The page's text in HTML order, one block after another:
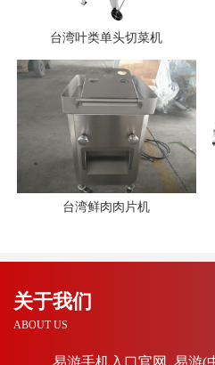
台湾叶类单头切菜机
台湾鲜肉肉片机
关于我们
ABOUT US
易游手机入口官网_易游(中